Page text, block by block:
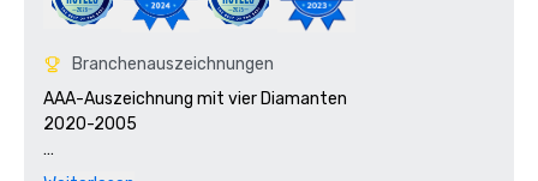
Branchenauszeichnungen
AAA-Auszeichnung mit vier Diamanten
2020-2005
Pinnacle-Preis